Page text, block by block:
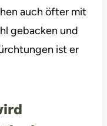
auch öfter mit
gebacken und
ist er